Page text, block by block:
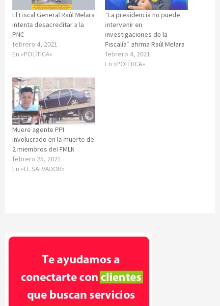
El Fiscal General Raúl Melara
intenta desacreditar a la
PNC
febrero 4, 2021
En «POLÍTICA»
“La presidencia no puede
intervenir en
investigaciones de la
Fiscalía” afirma Raúl Melara
febrero 4, 2021
En «POLÍTICA»
Muere agente PPI
involucrado en la muerte de
2 miembros del FMLN
febrero 25, 2021
En «EL SALVADOR»